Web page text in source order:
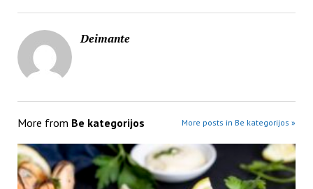
Deimante
More from Be kategorijos More posts in Be kategorijos »